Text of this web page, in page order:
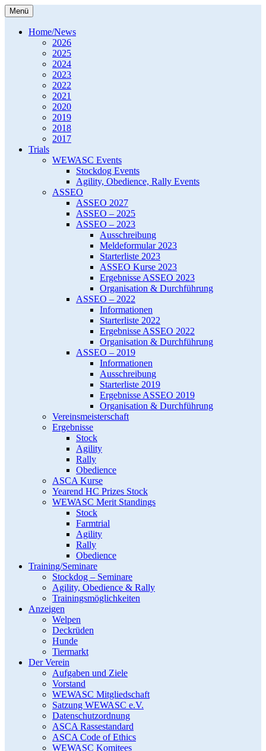
WEWASC e.V.
Shepherd Club e.V.
Menü Zum
Inhalt
springen
Home/News
2026
2025
2024
2023
2022
2021
2020
2019
2018
2017
Trials
WEWASC Events
Stockdog Events
Agility, Obedience, Rally Events
ASSEO
ASSEO 2027
ASSEO – 2025
ASSEO – 2023
Ausschreibung
Meldeformular 2023
Starterliste 2023
ASSEO Kurse 2023
Ergebnisse ASSEO 2023
Organisation & Durchführung
ASSEO – 2022
Informationen
Starterliste 2022
Ergebnisse ASSEO 2022
Organisation & Durchführung
ASSEO – 2019
Informationen
Ausschreibung
Starterliste 2019
Ergebnisse ASSEO 2019
Organisation & Durchführung
Vereinsmeisterschaft
Ergebnisse
Stock
Agility
Rally
Obedience
ASCA Kurse
Yearend HC Prizes Stock
WEWASC Merit Standings
Stock
Farmtrial
Agility
Rally
Obedience
Training/Seminare
Stockdog – Seminare
Agility, Obedience & Rally
Trainingsmöglichkeiten
Anzeigen
Welpen
Deckrüden
Hunde
Tiermarkt
Der Verein
Aufgaben und Ziele
Vorstand
WEWASC Mitgliedschaft
Satzung WEWASC e.V.
Datenschutzordnung
ASCA Rassestandard
ASCA Code of Ethics
WEWASC Komitees